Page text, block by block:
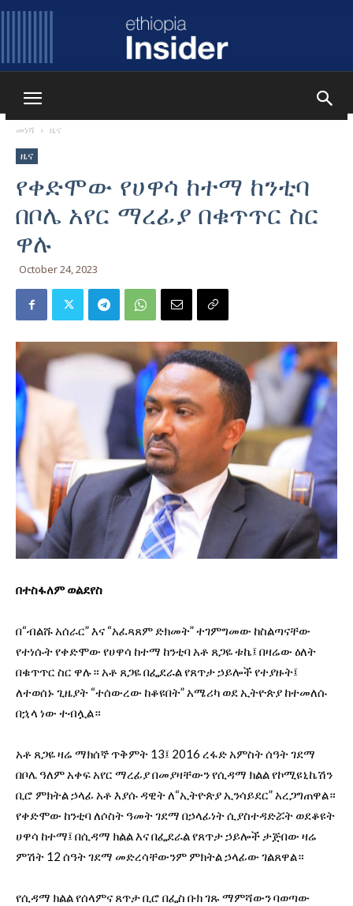
መነሻ ዜና
ዜና
የቀድሞው የሀዋሳ ከተማ ከንቲባ
በቦሌ አየር ማረፊያ በቁጥጥር ስር
ዋሉ
October 24, 2023
በተስፋለም ወልደየስ
በ“ብልሹ አሰራር” እና “አፈጻጸም ድክመት” ተገምግመው ከስልጣናቸው
የተነሱት የቀድሞው የሀዋሳ ከተማ ከንቲባ አቶ ጸጋዬ ቱኬ፤ በዛሬው ዕለት
በቁጥጥር ስር ዋሉ። አቶ ጸጋዬ በፌደራል የጸጥታ ኃይሎች የተያዙት፤
ለተወሰኑ ጊዜያት “ተሰውረው ከቆዩበት” አሜሪካ ወደ ኢትዮጵያ ከተመለሱ
በኋላ ነው ተብሏል።
አቶ ጸጋዬ ዛሬ ማክሰኞ ጥቅምት 13፤ 2016 ረፋድ አምስት ሰዓት ገደማ
በቦሌ ዓለም አቀፍ አየር ማረፊያ በመያዛቸውን የሲዳማ ክልል የኮሚዩኒኬሽን
ቢሮ ምክትል ኃላፊ አቶ እያሱ ዳዊት ለ“ኢትዮጵያ ኢንሳይደር” አረጋግጠዋል።
የቀድሞው ከንቲባ ለሶስት ዓመት ገደማ በኃላፊነት ሲያስተዳድሯት ወደቆዩት
ሀዋሳ ከተማ፤ በሲዳማ ክልል እና በፌደራል የጸጥታ ኃይሎች ታጅበው ዛሬ
ምሽት 12 ሰዓት ገደማ መድረሳቸውንም ምክትል ኃላፊው ገልጸዋል።
የሲዳማ ክልል የሰላምና ጸጥታ ቢሮ በፌስ ቡክ ገጹ ማምሻውን ባወጣው